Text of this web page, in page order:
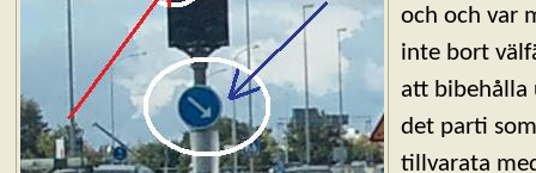
och och var
inte bort
att bibehålla
det parti
tillvarata